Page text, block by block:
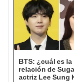
BTS: ¿cuál es la
relación de
actriz Lee Sung